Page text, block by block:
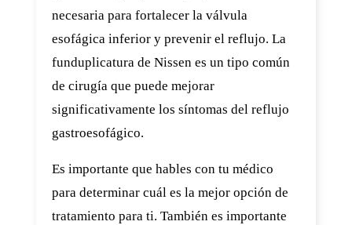
necesaria para fortalecer la válvula
esofágica inferior y prevenir el reflujo. La
funduplicatura de Nissen es un tipo común
de cirugía que puede mejorar
significativamente los síntomas del reflujo
gastroesofágico.
Es importante que hables con tu médico
para determinar cuál es la mejor opción de
tratamiento para ti. También es importante